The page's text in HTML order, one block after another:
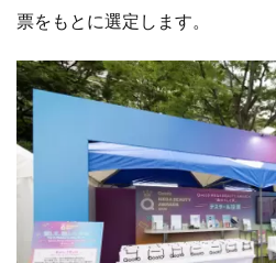
票をもとに選定します。